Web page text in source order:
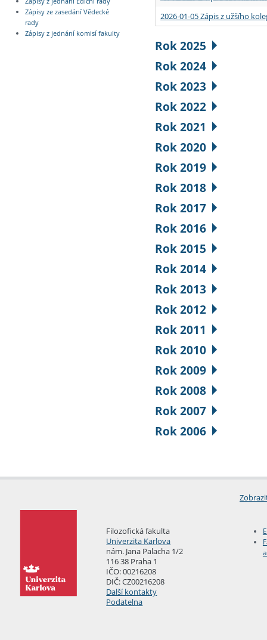
Zápisy ze zasedání Vědecké
rady
Zápisy z jednání komisí fakulty
2026-01-05 Zápis z užšího
Rok 2025
Rok 2024
Rok 2023
Rok 2022
Rok 2021
Rok 2020
Rok 2019
Rok 2018
Rok 2017
Rok 2016
Rok 2015
Rok 2014
Rok 2013
Rok 2012
Rok 2011
Rok 2010
Rok 2009
Rok 2008
Rok 2007
Rok 2006
Filozofická fakulta
Univerzita Karlova
nám. Jana Palacha 1/2
116 38 Praha 1
IČO: 00216208
DIČ: CZ00216208
Další kontakty
Podatelna